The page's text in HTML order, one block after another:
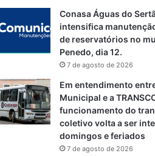
Conasa Águas do
intensifica
de reservatórios no
Penedo, dia 12.
7 de agosto de 2026
Em entendimento
Municipal e a
funcionamento do
coletivo volta a ser
domingos e feriados
7 de agosto de 2026